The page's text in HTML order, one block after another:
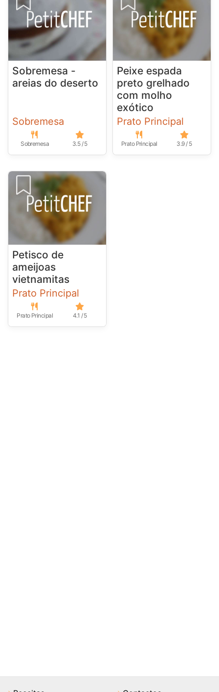
Sobremesa -
areias do deserto
Sobremesa
Sobremesa 3.5 / 5
Peixe espada
preto grelhado
com molho
exótico
Prato Principal
Prato Principal 3.9 / 5
Petisco de
ameijoas
vietnamitas
Prato Principal
Prato Principal 4.1 / 5